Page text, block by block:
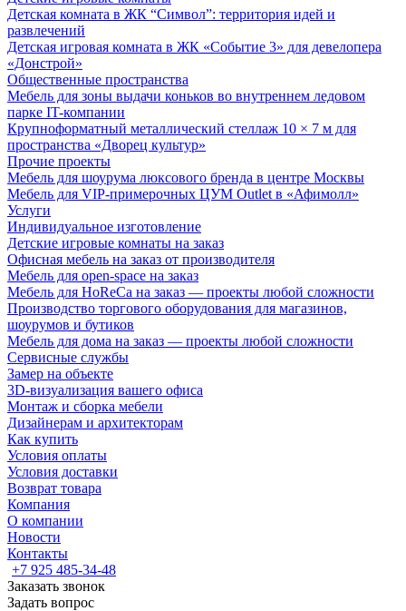
Детская комната в ЖК “Символ”: территория идей и
развлечений
Детская игровая комната в ЖК «Событие 3» для девелопера
«Донстрой»
Общественные пространства
Мебель для зоны выдачи коньков во внутреннем ледовом
парке IT-компании
Крупноформатный металлический стеллаж 10 × 7 м для
пространства «Дворец культур»
Прочие проекты
Мебель для шоурума люксового бренда в центре Москвы
Мебель для VIP-примерочных ЦУМ Outlet в «Афимолл»
Услуги
Индивидуальное изготовление
Детские игровые комнаты на заказ
Офисная мебель на заказ от производителя
Мебель для open-space на заказ
Мебель для HoReCa на заказ — проекты любой сложности
Производство торгового оборудования для магазинов,
шоурумов и бутиков
Мебель для дома на заказ — проекты любой сложности
Сервисные службы
Замер на объекте
3D-визуализация вашего офиса
Монтаж и сборка мебели
Дизайнерам и архитекторам
Как купить
Условия оплаты
Условия доставки
Возврат товара
Компания
О компании
Новости
Контакты
+7 925 485-34-48
Заказать звонок
Задать вопрос